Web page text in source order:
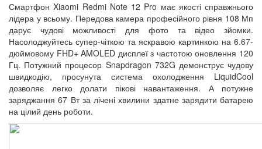
Смартфон Xiaomi Redmi Note 12 Pro має якості справжнього
лідера у всьому. Передова камера професійного рівня 108 Мп
дарує чудові можливості для фото та відео зйомки.
Насолоджуйтесь супер-чіткою та яскравою картинкою на 6.67-
дюймовому FHD+ AMOLED дисплеї з частотою оновлення 120
Гц. Потужний процесор Snapdragon 732G демонструє чудову
швидкодію, просунута система охолодження LiquidCool
дозволяє легко долати пікові навантаження. А потужне
заряджання 67 Вт за лічені хвилини здатне зарядити батарею
на цілий день роботи.